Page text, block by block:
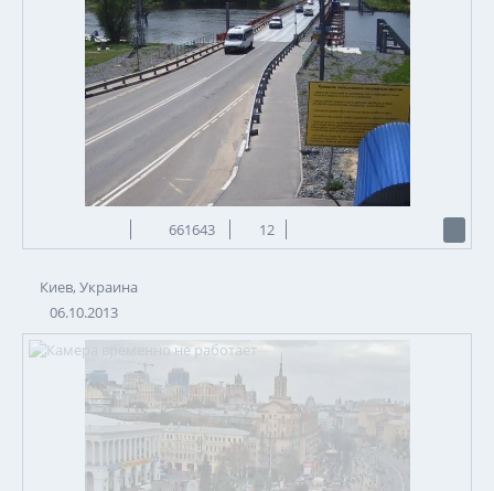
661643 12
Киев, Украина
06.10.2013